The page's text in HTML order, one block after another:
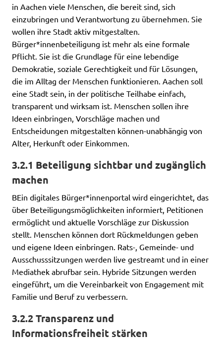
Presse
Mache bei uns mit!
Deine Spende für Volt!
Jobs bei Volt
Transparenz
Datenschutz
Impressum
in Aachen viele Menschen, die bereit sind, sich
einzubringen und Verantwortung zu übernehmen. Sie
wollen ihre Stadt aktiv mitgestalten.
Bürger*innenbeteiligung ist mehr als eine formale
Pflicht. Sie ist die Grundlage für eine lebendige
Demokratie, soziale Gerechtigkeit und für Lösungen,
die im Alltag der Menschen funktionieren. Aachen soll
eine Stadt sein, in der politische Teilhabe einfach,
transparent und wirksam ist. Menschen sollen ihre
Ideen einbringen, Vorschläge machen und
Entscheidungen mitgestalten können-unabhängig von
Alter, Herkunft oder Einkommen.
3.2.1 Beteiligung sichtbar und zugänglich
machen
BEin digitales Bürger*innenportal wird eingerichtet, das
über Beteiligungsmöglichkeiten informiert, Petitionen
ermöglicht und aktuelle Vorschläge zur Diskussion
stellt. Menschen können dort Rückmeldungen geben
und eigene Ideen einbringen. Rats-, Gemeinde- und
Ausschusssitzungen werden live gestreamt und in einer
Mediathek abrufbar sein. Hybride Sitzungen werden
eingeführt, um die Vereinbarkeit von Engagement mit
Familie und Beruf zu verbessern.
3.2.2 Transparenz und
Informationsfreiheit stärken